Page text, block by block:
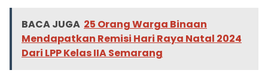
BACA JUGA 25 Orang Warga Binaan
Mendapatkan Remisi Hari Raya Natal 2024
Dari LPP Kelas IIA Semarang